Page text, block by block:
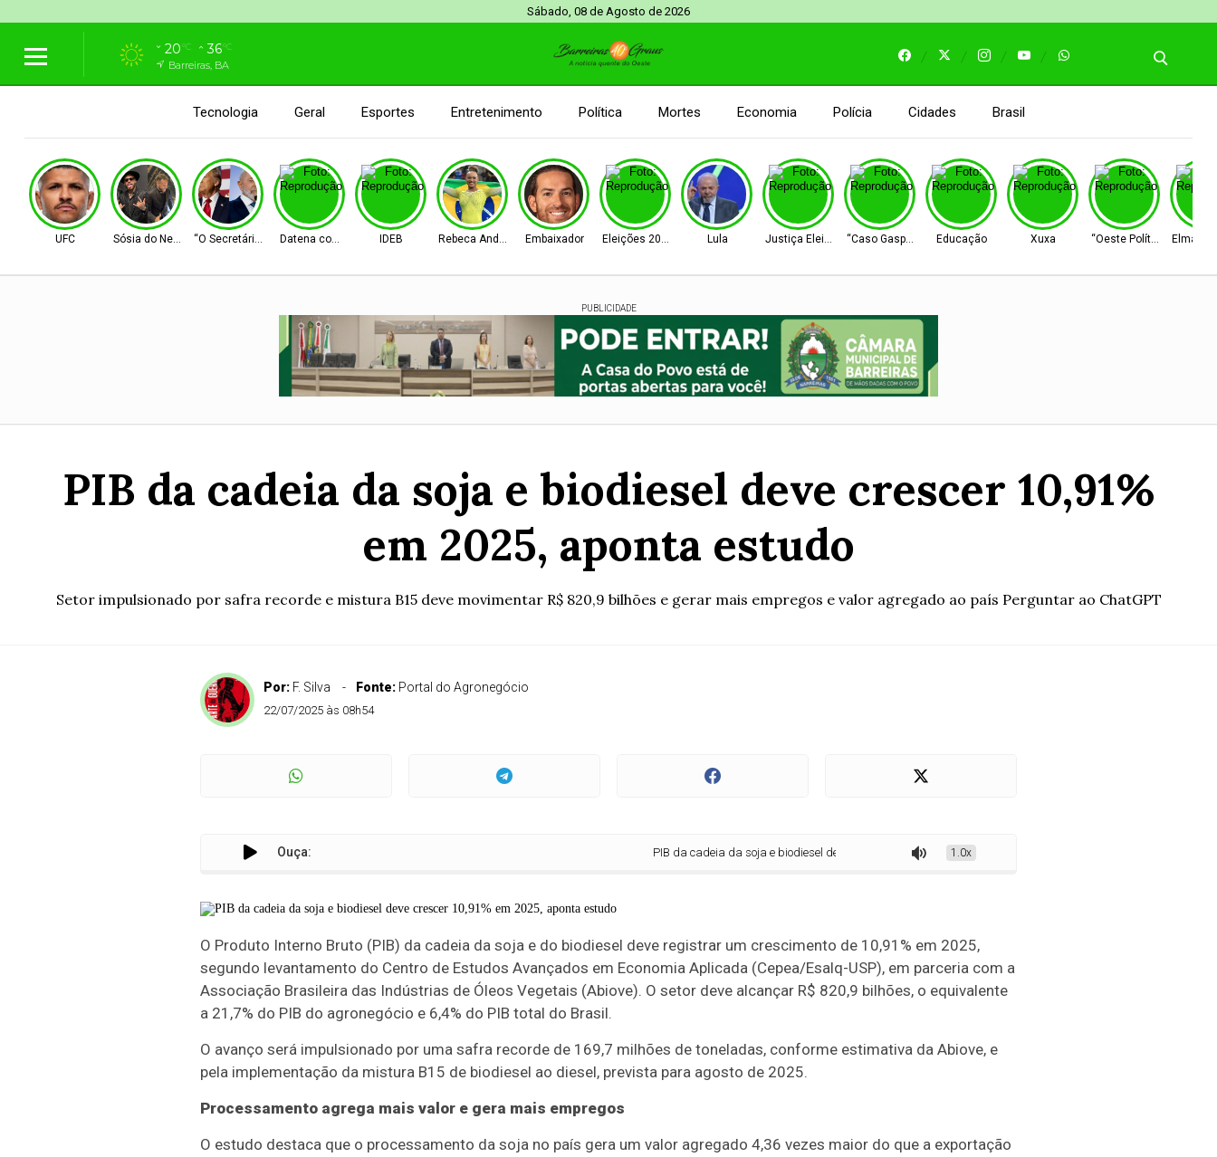
Sábado, 08 de Agosto de 2026
20°C 36°C
Barreiras, BA
Tecnologia Geral Esportes Entretenimento Política Mortes Economia Polícia Cidades Brasil
UFC Sósia do Neymar“O Secretário” Datena com Lula IDEB Rebeca Andrade Embaixador Eleições 2026 Lula Justiça Eleitoral “Caso Gaspar” Educação Xuxa “Oeste Político” Elmar
PUBLICIDADE
PIB da cadeia da soja e biodiesel deve crescer 10,91%
em 2025, aponta estudo
Setor impulsionado por safra recorde e mistura B15 deve movimentar R$ 820,9 bilhões e gerar mais empregos e valor agregado ao país Perguntar ao ChatGPT
Por: F. Silva Fonte: Portal do Agronegócio
22/07/2025 às 08h54
Ouça: PIB da cadeia da soja e biodiesel deve crescer 10,91% em 2025, aponta estudo
1.0x
O Produto Interno Bruto (PIB) da cadeia da soja e do biodiesel deve registrar um crescimento de 10,91% em 2025,
segundo levantamento do Centro de Estudos Avançados em Economia Aplicada (Cepea/Esalq-USP), em parceria com a
Associação Brasileira das Indústrias de Óleos Vegetais (Abiove). O setor deve alcançar R$ 820,9 bilhões, o equivalente
a 21,7% do PIB do agronegócio e 6,4% do PIB total do Brasil.
O avanço será impulsionado por uma safra recorde de 169,7 milhões de toneladas, conforme estimativa da Abiove, e
pela implementação da mistura B15 de biodiesel ao diesel, prevista para agosto de 2025.
Processamento agrega mais valor e gera mais empregos
O estudo destaca que o processamento da soja no país gera um valor agregado 4,36 vezes maior do que a exportação